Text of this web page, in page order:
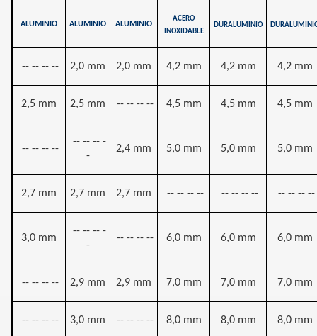
ALUMINIO ALUMINIO ALUMINIO
ACERO
INOXIDABLE
DURALUMINIO
-- -- -- -- 2,0 mm 2,0 mm 4,2 mm 4,2 mm 4,2 mm
2,5 mm 2,5 mm -- -- -- -- 4,5 mm 4,5 mm 4,5 mm
-- -- -- --
-- -- -- -
-
2,4 mm 5,0 mm 5,0 mm 5,0 mm
2,7 mm 2,7 mm 2,7 mm -- -- -- -- -- -- -- -- -- -- -- --
3,0 mm
-- -- -- -
-
-- -- -- -- 6,0 mm 6,0 mm 6,0 mm
-- -- -- -- 2,9 mm 2,9 mm 7,0 mm 7,0 mm 7,0 mm
-- -- -- -- 3,0 mm -- -- -- -- 8,0 mm 8,0 mm 8,0 mm